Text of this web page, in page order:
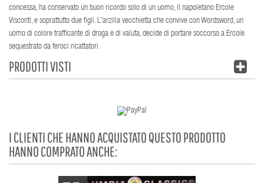
concessa, ha conservato un buon ricordo solo di un uomo, il napoletano Ercole
Visconti, e soprattutto due figli. L'arzilla vecchietta che convive con Wordsword, un
uomo di colore trafficante di droga e di valuta, decide di portare soccorso a Ercole
sequestrato da feroci ricattatori.
PRODOTTI VISTI
I CLIENTI CHE HANNO ACQUISTATO QUESTO PRODOTTO
HANNO COMPRATO ANCHE: